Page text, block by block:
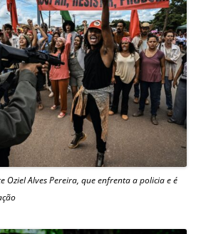
Oziel Alves Pereira, que enfrenta a policia e é